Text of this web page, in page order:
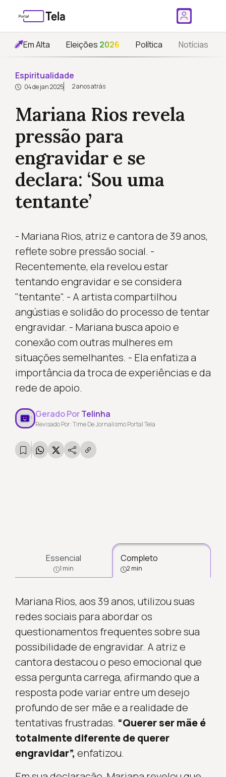
Em Alta Eleições 2026 Política Notícias
Espiritualidade
04 de jan 2025 2 anos atrás
Mariana Rios revela
pressão para
engravidar e se
declara: ‘Sou uma
tentante’
- Mariana Rios, atriz e cantora de 39 anos,
reflete sobre pressão social. -
Recentemente, ela revelou estar
tentando engravidar e se considera
"tentante". - A artista compartilhou
angústias e solidão do processo de tentar
engravidar. - Mariana busca apoio e
conexão com outras mulheres em
situações semelhantes. - Ela enfatiza a
importância da troca de experiências e da
rede de apoio.
Gerado PorTelinha
Revisado Por: Time De Jornalismo Portal Tela
Essencial
1 min
Completo
2 min
Mariana Rios, aos 39 anos, utilizou suas
redes sociais para abordar os
questionamentos frequentes sobre sua
possibilidade de engravidar. A atriz e
cantora destacou o peso emocional que
essa pergunta carrega, afirmando que a
resposta pode variar entre um desejo
profundo de ser mãe e a realidade de
tentativas frustradas. “Querer ser mãe é
totalmente diferente de querer
engravidar”, enfatizou.